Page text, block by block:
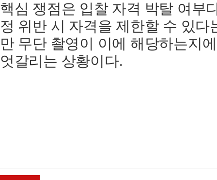
핵심 쟁점은 입찰 자격 박탈 여부
정 위반 시 자격을 제한할 수 있다
만 무단 촬영이 이에 해당하는지
엇갈리는 상황이다.